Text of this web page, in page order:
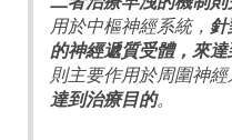
用於中樞神經系統，
的神經遞質受體，來
則主要作用於周圍神經
達到治療目的。